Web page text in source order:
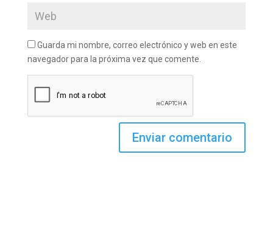
Guarda mi nombre, correo electrónico y web en este
navegador para la próxima vez que comente.